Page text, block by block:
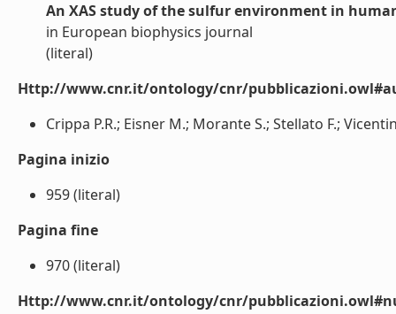
An XAS study of the sulfur environment in
in European biophysics journal
(literal)
Http://www.cnr.it/ontology/cnr/
Crippa P.R.; Eisner M.; Morante S.; Stellato F.;
Pagina inizio
959 (literal)
Pagina fine
970 (literal)
Http://www.cnr.it/ontology/cnr/